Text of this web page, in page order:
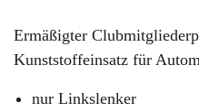
Ermäßigter
Kunststoffeinsatz für
nur Linkslenker